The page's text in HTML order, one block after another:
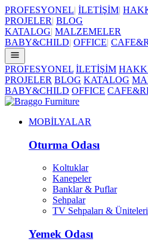
PROFESYONEL| İLETİŞİM|
PROJELER| BLOG
KATALOG| MALZEMELER
BABY&CHILD| OFFICE|
PROFESYONEL İLETİŞİM
PROJELER BLOG KATALOG
BABY&CHILD OFFICE
MOBİLYALAR
Oturma Odası
Koltuklar
Kanepeler
Banklar & Puflar
Sehpalar
TV Sehpaları & Üniteleri
Yemek Odası